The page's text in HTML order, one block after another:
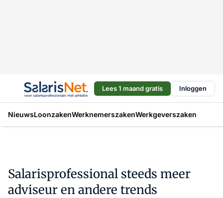
Lees 1 maand gratis Inloggen
NieuwsLoonzakenWerknemerszakenWerkgeverszaken
Salarisprofessional steeds meer
adviseur en andere trends